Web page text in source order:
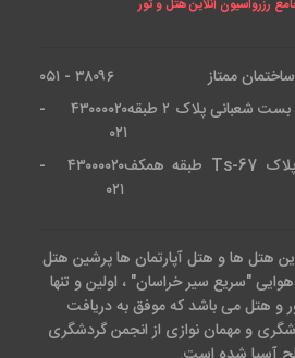
رزرواسیون آنلاین هتل و تور
۳۸۰۹۶ - ۰۵۱
تهران - خیابان قیطریه بن بست شعبانی پلاک ۲ طبقه
۴۳۰۰۰۰۲۰ -
۰۲۱
کیش - فاز 7 صدف - پلاک Ts-67 طبقه همکف
۴۳۰۰۰۰۲۰ -
۰۲۱
هتل ها و هتل آپارتمان ها پرشین هتل
"سریع سیر خراسان" ، اولین و تنها
و هتل می باشد که موفق به دریافت
و مهمان نوازی از انجمن گردشگری